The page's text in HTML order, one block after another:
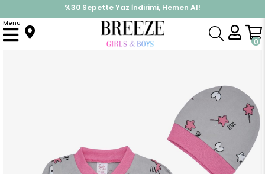
%30 Sepette Yaz İndirimi, Hemen Al!
İndirimlere ek %10 İndirimi Kap, Hemen Üye Ol!
0
Menu
Anasayfa Tulum Kız Bebek Tulum Çubuklu Şeker Desenli Gri (0-6 Ay)